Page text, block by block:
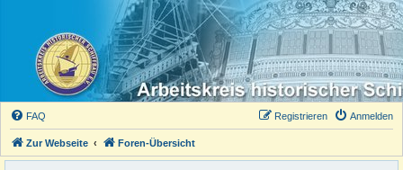
FAQ Anmelden
Registrieren
Zur Webseite Foren-Übersicht